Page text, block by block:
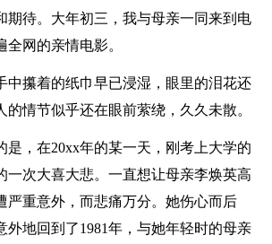
期待。大年初三，我与母亲一同来到电
网的亲情电影。
中攥着的纸巾早已浸湿，眼里的泪花还
的情节似乎还在眼前萦绕，久久未散。
是，在20xx年的某一天，刚考上大学的
一次大喜大悲。一直想让母亲李焕英高
严重意外，而悲痛万分。她伤心而后
外地回到了1981年，与她年轻时的母亲